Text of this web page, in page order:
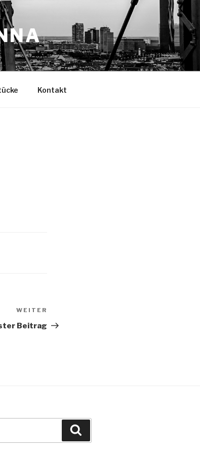
Kontakt
Beitrag
WEITER
Beitrag